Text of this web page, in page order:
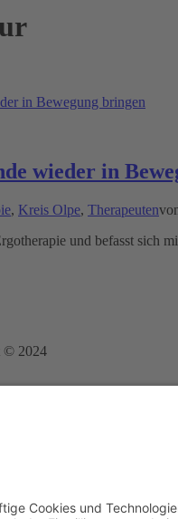
wieder in
, Kreis Olpe, Therapeuten
und befasst sich
© 2024